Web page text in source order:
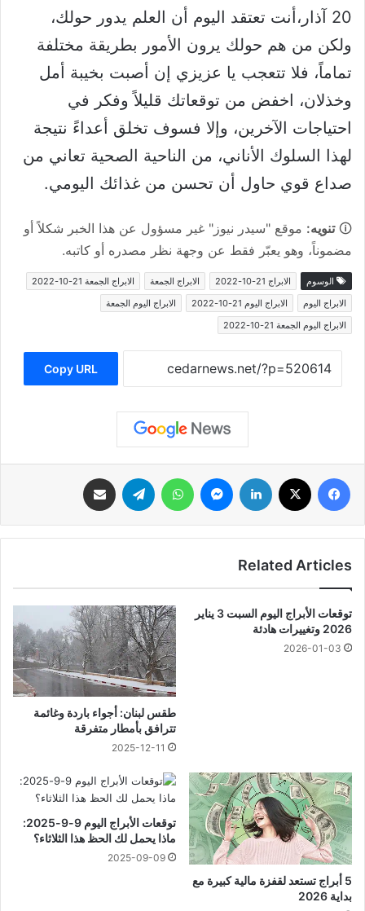
20 آذار،أنت تعتقد اليوم أن العلم يدور حولك،
ولكن من هم حولك يرون الأمور بطريقة مختلفة
تماماً، فلا تتعجب يا عزيزي إن أصبت بخيبة أمل
وخذلان، اخفض من توقعاتك قليلاً وفكر في
احتياجات الآخرين، وإلا فسوف تخلق أعداءً نتيجة
لهذا السلوك الأناني، من الناحية الصحية تعاني من
صداع قوي حاول أن تحسن من غذائك اليومي.
🛈تنويه: موقع "سيدر نيوز" غير مسؤول عن هذا الخبر شكلاً أو
مضموناً، وهو يعبّر فقط عن وجهة نظر مصدره أو كاتبه.
الوسوم الابراج 21-10-2022 الابراج الجمعة
الابراج الجمعة 21-10-2022
الابراج اليوم
الابراج اليوم 21-10-2022
الابراج اليوم الجمعة
الابراج اليوم الجمعة 21-10-2022
Copy URL
فيسبوك لينكدإن ماسنجر واتساب تيلقرام
Related Articles
توقعات الأبراج اليوم السبت 3 يناير
2026 وتغييرات هادئة
2026-01-03
طقس لبنان: أجواء باردة وغائمة
تترافق بأمطار متفرقة
2025-12-11
5 أبراج تستعد لقفزة مالية كبيرة مع
بداية 2026
توقعات الأبراج اليوم 9-9-2025:
ماذا يحمل لك الحظ هذا الثلاثاء؟
2025-09-09